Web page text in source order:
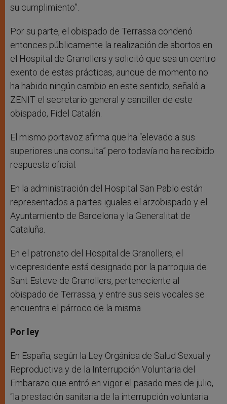
su cumplimiento”.
Por su parte, el obispado de Terrassa condenó
entonces públicamente la realización de abortos en
el Hospital de Granollers y solicitó que sea un centro
exento de estas prácticas, aunque de momento no
ha habido ningún cambio en este sentido, señaló a
ZENIT el secretario general y canciller de este
obispado, Fidel Catalán.
El mismo portavoz afirma que ha “elevado a sus
superiores una consulta” pero todavía no ha recibido
respuesta oficial.
En la administración del Hospital San Pablo están
representados a partes iguales el arzobispado y el
Ayuntamiento de Barcelona y la Generalitat de
Cataluña.
En el patronato del Hospital de Granollers, el
vicepresidente está designado por la parroquia de
Sant Esteve de Granollers, perteneciente al
obispado de Terrassa, y entre sus seis vocales se
encuentra el párroco de la misma.
Por ley
En España, según la Ley Orgánica de Salud Sexual y
Reproductiva y de la Interrupción Voluntaria del
Embarazo que entró en vigor el pasado mes de julio,
“la prestación sanitaria de la interrupción voluntaria